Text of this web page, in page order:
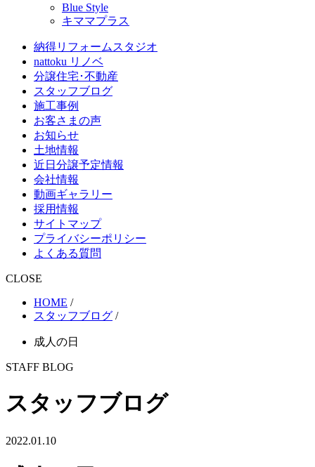
Blue Style
キママプラス
納得リフォームスタジオ
nattoku リノベ
分譲住宅･不動産
スタッフブログ
施工事例
お客さまの声
お知らせ
土地情報
近日分譲予定情報
会社情報
動画ギャラリー
採用情報
サイトマップ
プライバシーポリシー
よくある質問
CLOSE
HOME /
スタッフブログ /
成人の日
STAFF BLOG
スタッフブログ
2022.01.10